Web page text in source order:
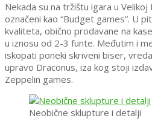
Nekada su na tržištu igara u
označeni kao “Budget games”. U
kvaliteta, obično prodavane na
u iznosu od 2-3 funte. Međutim i
iskopati poneki skriveni biser,
upravo Draconus, iza kog stoji
Zeppelin games.
Neobične sklupture i detalji